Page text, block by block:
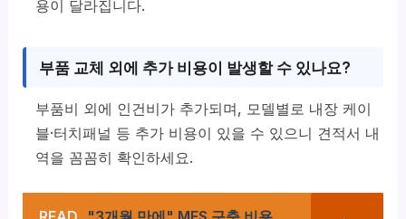
용이 달라집니다.
부품 교체 외에 추가 비용이 발생할 수 있나요?
부품비 외에 인건비가 추가되며, 모델별로 내장 케이
블·터치패널 등 추가 비용이 있을 수 있으니 견적서 내
역을 꼼꼼히 확인하세요.